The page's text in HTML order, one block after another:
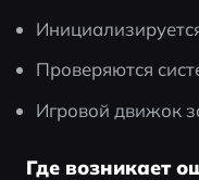
Проверяются
Игровой движок
Где возникает